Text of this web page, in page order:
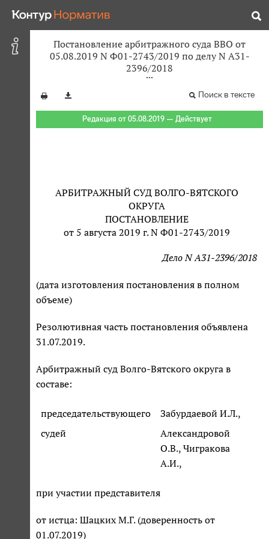
Постановление арбитражного суда ВВО от
05.08.2019 N Ф01-2743/2019 по делу N А31-
2396/2018
Поиск в тексте
Редакция от 05.08.2019 — Действует
АРБИТРАЖНЫЙ СУД ВОЛГО-ВЯТСКОГО
ОКРУГА
ПОСТАНОВЛЕНИЕ
от 5 августа 2019 г. N Ф01-2743/2019
Дело N А31-2396/2018
(дата изготовления постановления в полном
объеме)
Резолютивная часть постановления объявлена
31.07.2019.
Арбитражный суд Волго-Вятского округа в
составе:
председательствующего
Забурдаевой И.Л.,
судей
Александровой
О.В., Чигракова
А.И.,
при участии представителя
от истца: Шацких М.Г. (доверенность от
01.07.2019)